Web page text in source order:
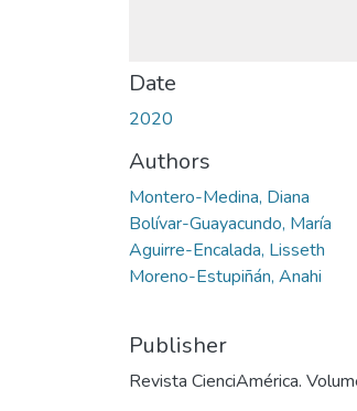
Date
2020
Authors
Montero-Medina, Diana
Bolívar-Guayacundo, María
Aguirre-Encalada, Lisseth
Moreno-Estupiñán, Anahi
Publisher
Revista CienciAmérica.